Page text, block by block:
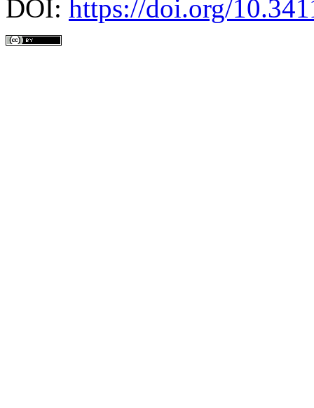
DOI: https://doi.org/